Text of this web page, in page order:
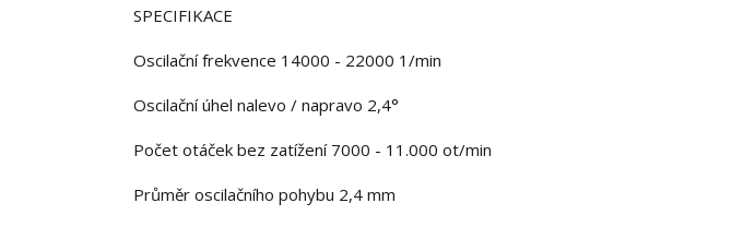
SPECIFIKACE
Oscilační frekvence 14000 - 22000 1/min
Oscilační úhel nalevo / napravo 2,4°
Počet otáček bez zatížení 7000 - 11.000 ot/min
Průměr oscilačního pohybu 2,4 mm